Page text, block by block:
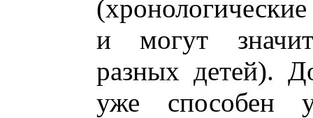
и могут
разных детей).
уже способен